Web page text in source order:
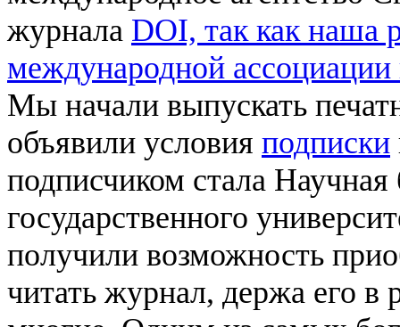
журнала DOI, так как наша
международной ассоциации
Мы начали выпускать
объявили условия подписки
подписчиком стала Научная
государственного
получили возможность
читать журнал, держа его в